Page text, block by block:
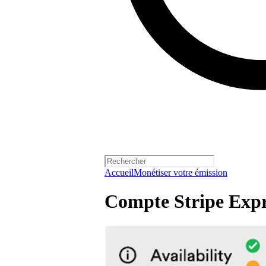
AccueilMonétiser votre émission
Compte Stripe